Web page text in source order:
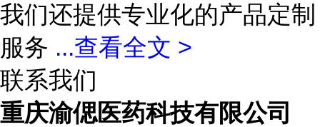
我们还提供专业化的产品定制
服务 ...查看全文 >
联系我们
重庆渝偲医药科技有限公司